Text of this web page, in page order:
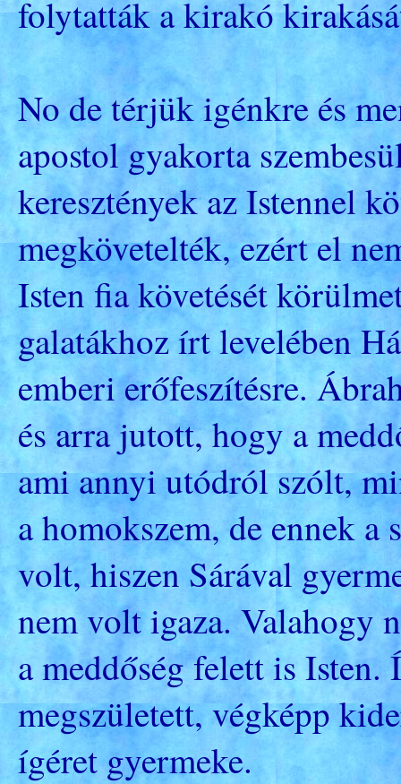
folytatták a kirakó
No de térjük igénkre és
apostol gyakorta
keresztények az Istennel
megkövetelték, ezért el
Isten fia követését
galatákhoz írt levelében
emberi erőfeszítésre.
és arra jutott, hogy a
ami annyi utódról szólt,
a homokszem, de ennek
volt, hiszen Sárával
nem volt igaza. Valahogy
a meddőség felett is
megszületett, végképp
ígéret gyermeke.